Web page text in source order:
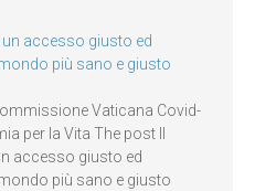
un accesso giusto ed
più sano e giusto
Vaticana Covid-
per la Vita The post Il
accesso giusto ed
più sano e giusto